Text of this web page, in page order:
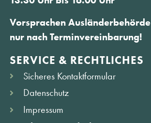
Vorsprachen Ausländerbehörde
nur nach Terminvereinbarung!
SERVICE & RECHTLICHES
Sicheres Kontaktformular
Datenschutz
Impressum